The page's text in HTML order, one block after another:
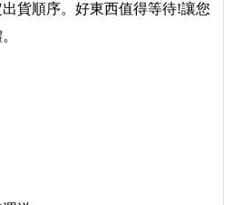
貨順序。好東西值得等待!讓您